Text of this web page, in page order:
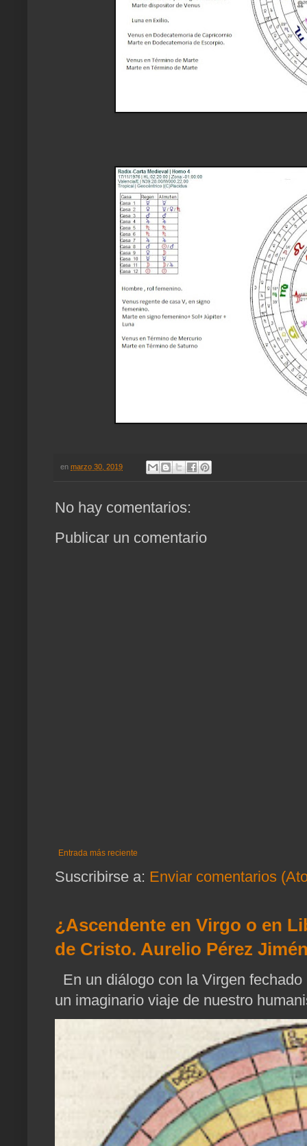
en marzo 30, 2019
No hay comentarios:
Publicar un comentario
Entrada más reciente
Suscribirse a: Enviar comentarios
¿Ascendente en Virgo o en
de Cristo. Aurelio Pérez
En un diálogo con la Virgen
un imaginario viaje de nuestro